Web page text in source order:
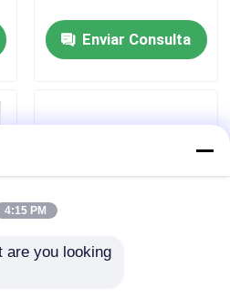
Enviar Consulta
4:15 PM
are you looking